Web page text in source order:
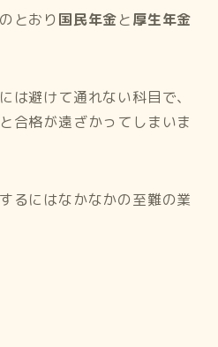
とおり 国民年金と厚生年金
は避けて通れない科目で、
合格が遠ざかってしまいま
るにはなかなかの至難の業